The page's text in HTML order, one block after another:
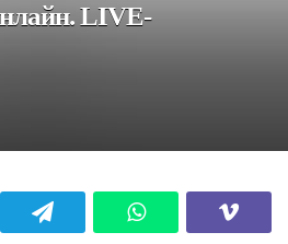
LIVE-